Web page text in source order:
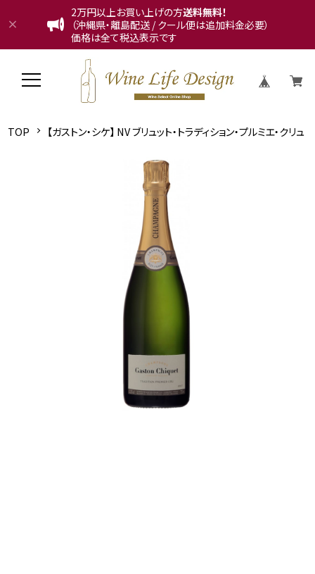
2万円以上お買い上げの方送料無料！
（沖縄県・離島配送 / クール便は追加料金必要）
価格は全て税込表示です
TOP 【ガストン・シケ】 NV ブリュット・トラディション・プルミエ・クリュ